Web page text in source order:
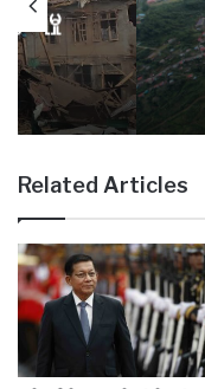
ြဲခံရမှု
Related Articles